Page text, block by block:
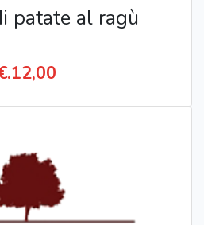
patate al ragù